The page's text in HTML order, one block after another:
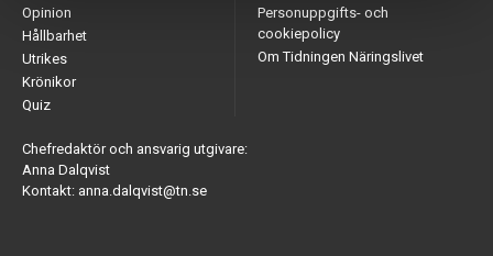
Opinion
Hållbarhet
Utrikes
Krönikor
Quiz
Personuppgifts- och
cookiepolicy
Om Tidningen Näringslivet
Chefredaktör och ansvarig utgivare:
Anna Dalqvist
Kontakt: anna.dalqvist@tn.se